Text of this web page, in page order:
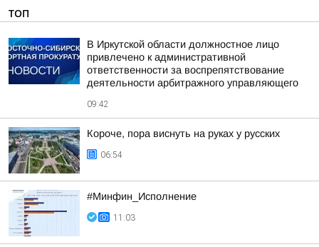
ТОП
В Иркутской области должностное лицо
привлечено к административной
ответственности за воспрепятствование
деятельности арбитражного управляющего
09:42
Короче, пора виснуть на руках у русских
06:54
#Минфин_Исполнение
11:03